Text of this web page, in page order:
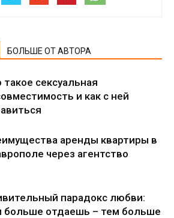
БОЛЬШЕ ОТ АВТОРА
такое сексуальная
и как с ней
аренды квартиры в
через агентство
парадокс любви:
больше отдаешь – тем больше